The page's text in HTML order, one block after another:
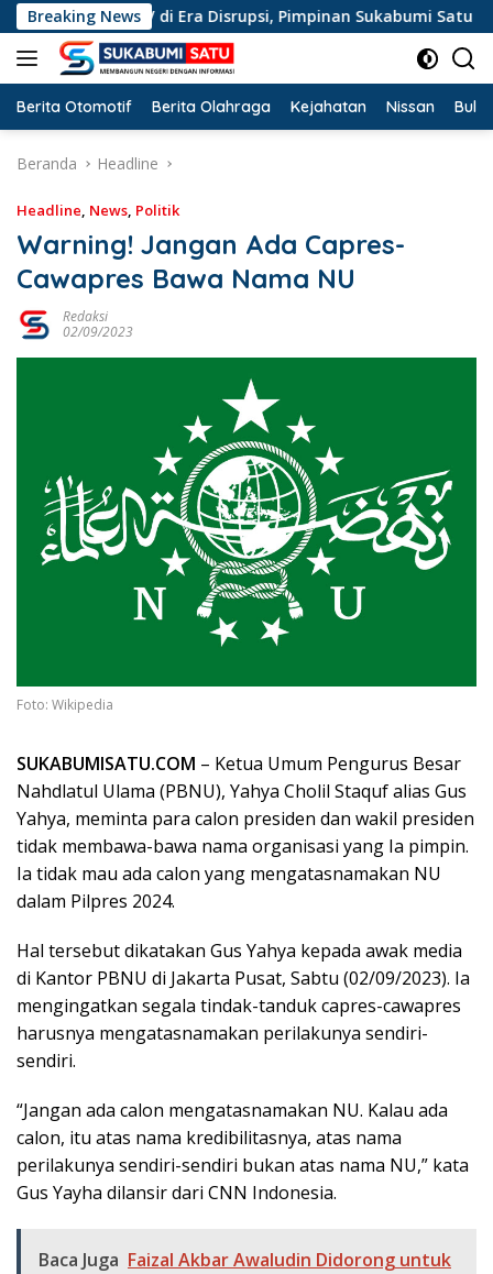
Langsung
ke
konten
Breaking News
TV di Era Disrupsi, Pimpinan Sukabumi Satu Beri Apresiasi
Berita Otomotif Berita Olahraga Kejahatan Nissan
Beranda Headline
Headline, News, Politik
Warning! Jangan Ada Capres-
Cawapres Bawa Nama NU
Redaksi
02/09/2023
Foto: Wikipedia
SUKABUMISATU.COM – Ketua Umum Pengurus Besar
Nahdlatul Ulama (PBNU), Yahya Cholil Staquf alias Gus
Yahya, meminta para calon presiden dan wakil presiden
tidak membawa-bawa nama organisasi yang Ia pimpin.
Ia tidak mau ada calon yang mengatasnamakan NU
dalam Pilpres 2024.
Hal tersebut dikatakan Gus Yahya kepada awak media
di Kantor PBNU di Jakarta Pusat, Sabtu (02/09/2023). Ia
mengingatkan segala tindak-tanduk capres-cawapres
harusnya mengatasnamakan perilakunya sendiri-
sendiri.
“Jangan ada calon mengatasnamakan NU. Kalau ada
calon, itu atas nama kredibilitasnya, atas nama
perilakunya sendiri-sendiri bukan atas nama NU,” kata
Gus Yayha dilansir dari CNN Indonesia.
Baca Juga Faizal Akbar Awaludin Didorong untuk